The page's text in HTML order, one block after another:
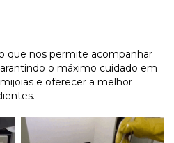
que nos permite acompanhar
o máximo cuidado em
e oferecer a melhor